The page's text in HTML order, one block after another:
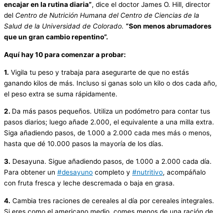
encajar en la rutina diaria”, dice el doctor James O. Hill, director
del Centro de Nutrición Humana del Centro de Ciencias de la
Salud de la Universidad de Colorado. “Son menos abrumadores
que un gran cambio repentino”.
Aquí hay 10 para comenzar a probar:
1. Vigila tu peso y trabaja para asegurarte de que no estás
ganando kilos de más. Incluso si ganas solo un kilo o dos cada año,
el peso extra se suma rápidamente.
2. Da más pasos pequeños. Utiliza un podómetro para contar tus
pasos diarios; luego añade 2.000, el equivalente a una milla extra.
Siga añadiendo pasos, de 1.000 a 2.000 cada mes más o menos,
hasta que dé 10.000 pasos la mayoría de los días.
3. Desayuna. Sigue añadiendo pasos, de 1.000 a 2.000 cada día.
Para obtener un #desayuno completo y #nutritivo, acompáñalo
con fruta fresca y leche descremada o baja en grasa.
4. Cambia tres raciones de cereales al día por cereales integrales.
Si eres como el americano medio, comes menos de una ración de